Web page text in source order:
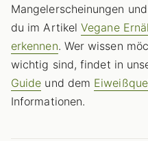
Mangelerscheinungen
du im ArtikelVegane
erkennen. Wer wissen
wichtig sind, findet in
Guide und dem
Informationen.